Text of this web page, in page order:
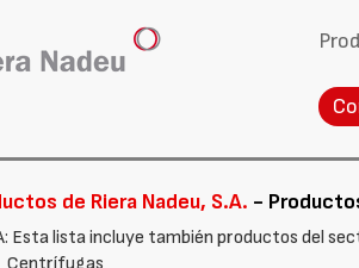
de Riera Nadeu, S.A. -
Esta lista incluye también productos del